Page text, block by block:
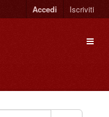
Accedi Iscriviti